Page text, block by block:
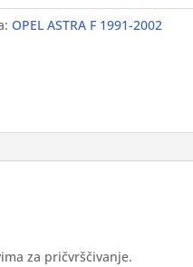
OPEL ASTRA F 1991-2002
za pričvrščivanje.